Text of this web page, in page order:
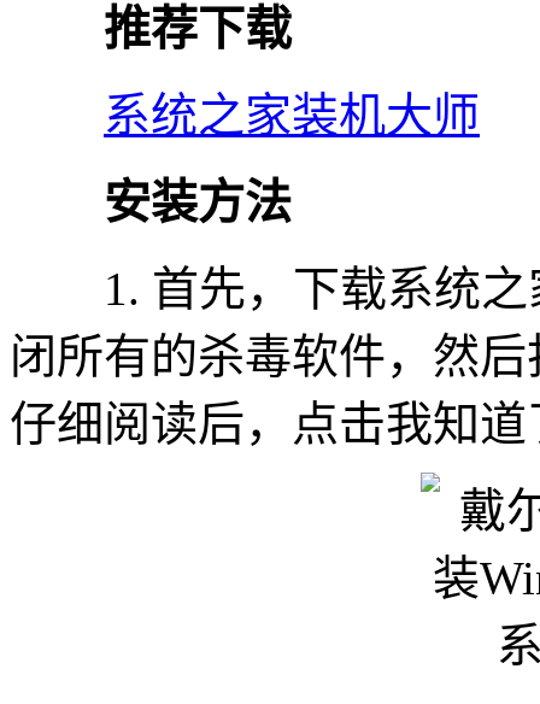
推荐下载
系统之家装机大师
安装方法
1. 首先，下载系统之
闭所有的杀毒软件，然
仔细阅读后，点击我知